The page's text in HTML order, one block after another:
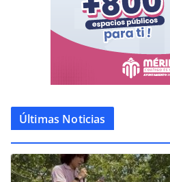
Últimas Noticias